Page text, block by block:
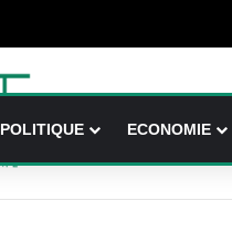
POLITIQUE ECONOMIE